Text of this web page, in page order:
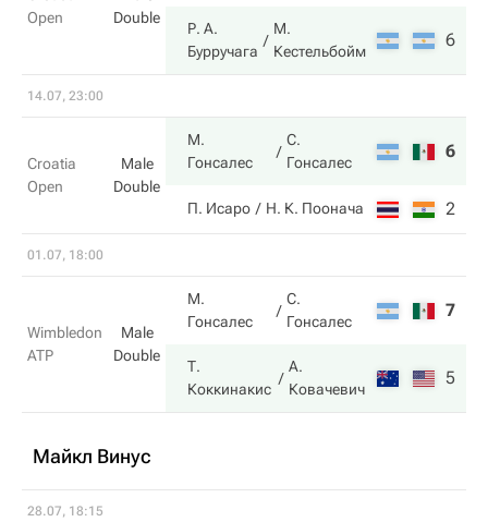
Open
Double
Р. А.
Бурручага
М.
Кестельбойм
6
14.07, 23:00
Croatia
Open
Male
Double
М.
Гонсалес
С.
Гонсалес
6
П. Исаро Н. К. Поонача 2
01.07, 18:00
Wimbledon
ATP
Male
Double
М.
Гонсалес
С.
Гонсалес
7
Т.
Коккинакис
А.
Ковачевич
5
Майкл Винус
28.07, 18:15